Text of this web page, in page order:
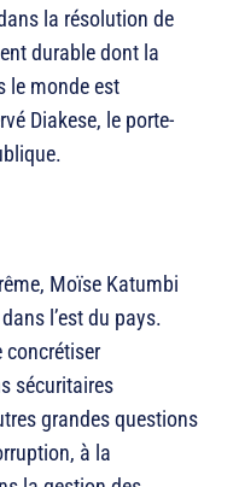
la résolution de
durable dont la
le monde est
Diakese, le porte-
Moïse Katumbi
l’est du pays.
concrétiser
sécuritaires
grandes questions
à la